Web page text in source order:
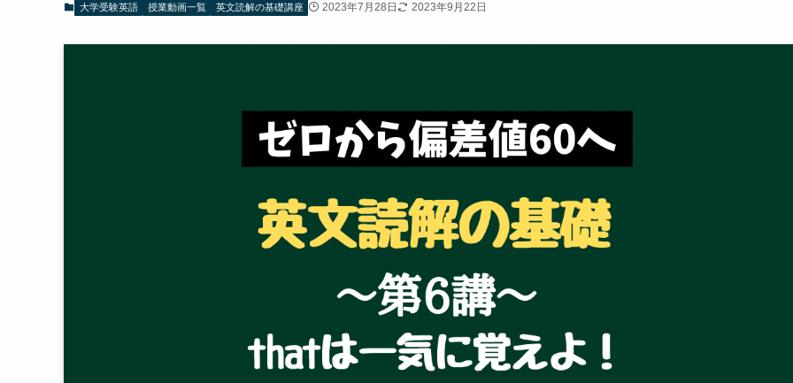
大学受験英語 授業動画一覧 英文読解の基礎講座 2023年7月28日 2023年9月22日